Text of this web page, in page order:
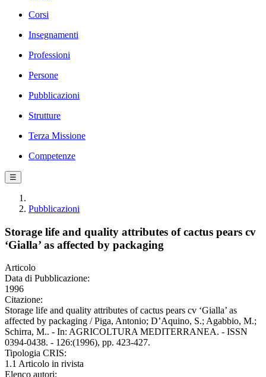
Corsi
Insegnamenti
Professioni
Persone
Pubblicazioni
Strutture
Terza Missione
Competenze
☰
Pubblicazioni
Storage life and quality attributes of cactus pears cv
‘Gialla’ as affected by packaging
Articolo
Data di Pubblicazione:
1996
Citazione:
Storage life and quality attributes of cactus pears cv ‘Gialla’ as
affected by packaging / Piga, Antonio; D’Aquino, S.; Agabbio, M.;
Schirra, M.. - In: AGRICOLTURA MEDITERRANEA. - ISSN
0394-0438. - 126:(1996), pp. 423-427.
Tipologia CRIS:
1.1 Articolo in rivista
Elenco autori: